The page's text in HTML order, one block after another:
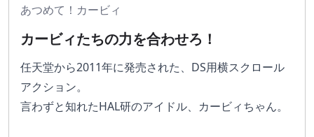
あつめて！カービィ
カービィたちの力を合わせろ！
任天堂から2011年に発売された、DS用横スクロール
アクション。
言わずと知れたHAL研のアイドル、カービィちゃん。